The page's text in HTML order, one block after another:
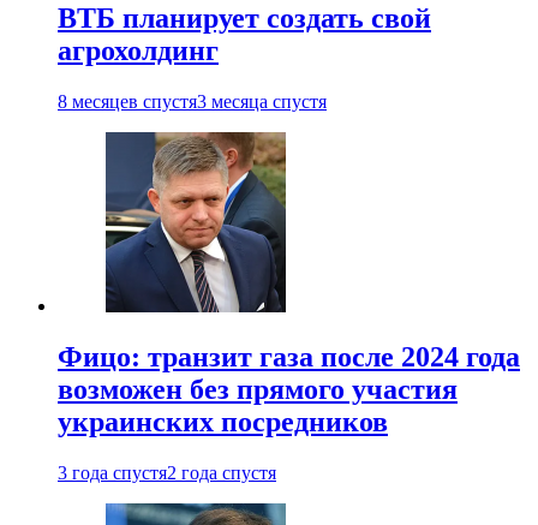
ВТБ планирует создать свой
агрохолдинг
8 месяцев спустя3 месяца спустя
Фицо: транзит газа после 2024 года
возможен без прямого участия
украинских посредников
3 года спустя2 года спустя